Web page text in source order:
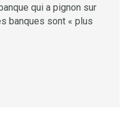
qui a pignon sur
banques sont « plus